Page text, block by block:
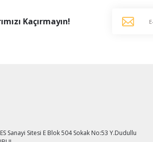
Kaçırmayın!
Sanayi Sitesi E Blok 504 Sokak No:53 Y.Dudullu